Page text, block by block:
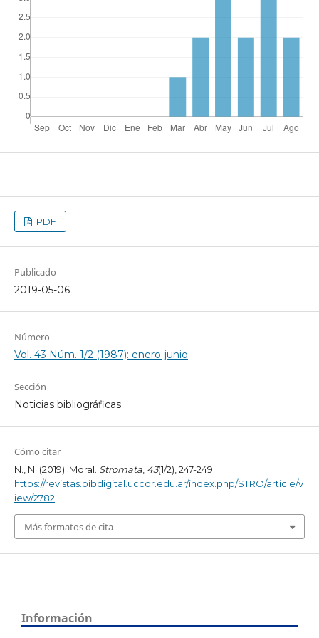
PDF
Publicado
2019-05-06
Número
Vol. 43 Núm. 1/2 (1987): enero-junio
Sección
Noticias bibliográficas
Cómo citar
N., N. (2019). Moral. Stromata, 43(1/2), 247-249.
https://revistas.bibdigital.uccor.edu.ar/index.php/STRO/article/v
iew/2782
Más formatos de cita
Información